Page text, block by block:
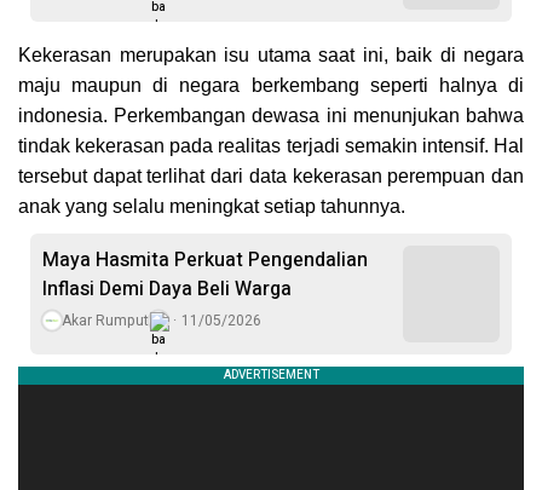
Kekerasan merupakan isu utama saat ini, baik di negara
maju maupun di negara berkembang seperti halnya di
indonesia. Perkembangan dewasa ini menunjukan bahwa
tindak kekerasan pada realitas terjadi semakin intensif. Hal
tersebut dapat terlihat dari data kekerasan perempuan dan
anak yang selalu meningkat setiap tahunnya.
Maya Hasmita Perkuat Pengendalian
Inflasi Demi Daya Beli Warga
Akar Rumput 11/05/2026